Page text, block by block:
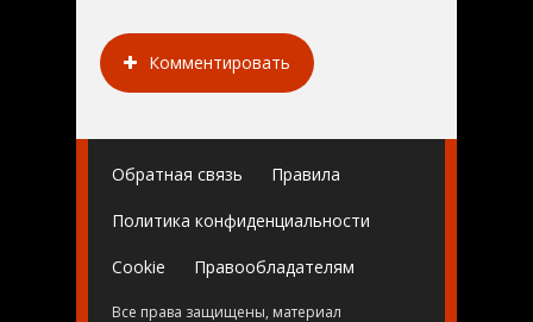
Комментировать
Обратная связь Правила
Политика конфиденциальности
Cookie Правообладателям
Все права защищены, материал